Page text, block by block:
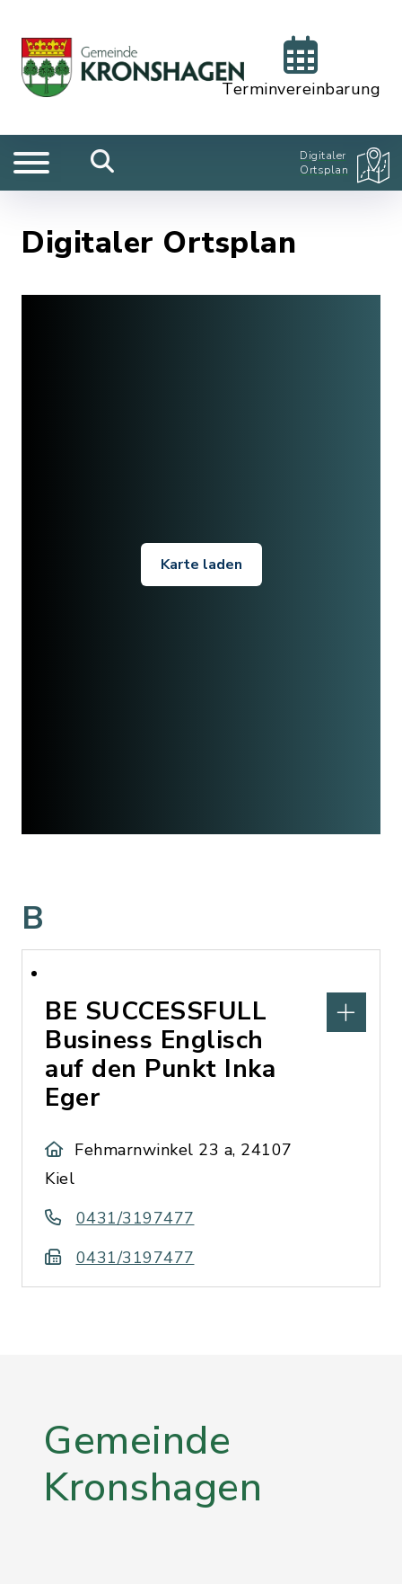
Terminvereinbarung
Digitaler
Ortsplan
Digitaler Ortsplan
Karte laden
B
BE SUCCESSFULL
Business Englisch
auf den Punkt Inka
Eger
Fehmarnwinkel 23 a, 24107
Kiel
0431/3197477
0431/3197477
Gemeinde
Kronshagen